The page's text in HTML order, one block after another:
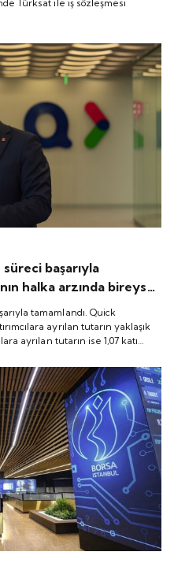
Türksat ile iş sözleşmesi
başarıyla
halka arzında bireysel
1,31 katı ve yurt
tutarın ise 1,07 katı
2026 tarihinde
tamamlandı. Quick
ayrılan tutarın yaklaşık
ayrılan tutarın ise 1,07 katı
başlayacak.